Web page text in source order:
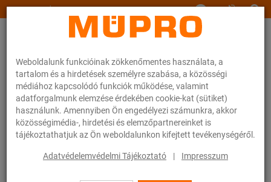
Weboldalunk funkcióinak zökkenőmentes használata, a
tartalom és a hirdetések személyre szabása, a közösségi
médiához kapcsolódó funkciók működése, valamint
adatforgalmunk elemzése érdekében cookie-kat (sütiket)
használunk. Amennyiben Ön engedélyezi számunkra, akkor
közösségimédia-, hirdetési és elemzőpartnereinket is
tájékoztathatjuk az Ön weboldalunkon kifejtett tevékenységéről.
Adatvédelemvédelmi Tájékoztató | Impresszum
www.muepro.hu
Webáruhàz Rögzítéstechnika Szerelési anyagok Menetes stiftek
23 / 83